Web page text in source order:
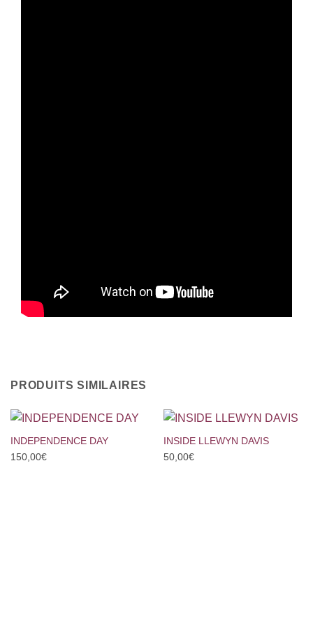
PRODUITS SIMILAIRES
INDEPENDENCE DAY
150,00€
INSIDE LLEWYN DAVIS
50,00€